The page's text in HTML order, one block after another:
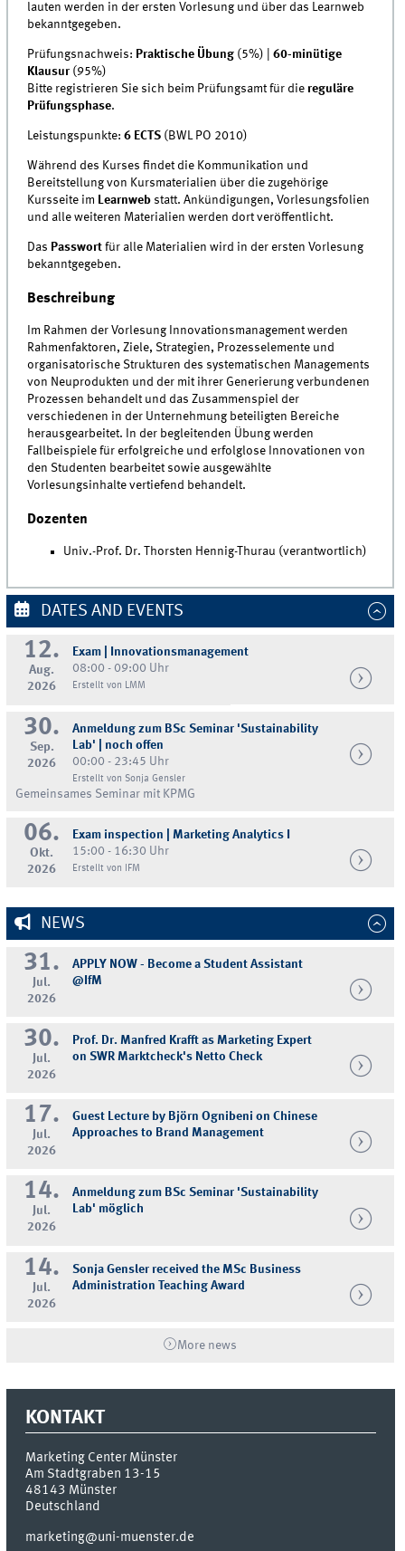
lauten werden in der ersten Vorlesung und über das Learnweb
bekanntgegeben.
Prüfungsnachweis: Praktische Übung (5%) |60-minütige
Klausur (95%)
Bitte registrieren Sie sich beim Prüfungsamt für die reguläre
Prüfungsphase.
Leistungspunkte:6 ECTS (BWL PO 2010)
Während des Kurses findet die Kommunikation und
Bereitstellung von Kursmaterialien über die zugehörige
Kursseite im Learnweb statt. Ankündigungen, Vorlesungsfolien
und alle weiteren Materialien werden dort veröffentlicht.
Das Passwortfür alle Materialien wird in der ersten Vorlesung
bekanntgegeben.
Beschreibung
Im Rahmen der Vorlesung Innovationsmanagement werden
Rahmenfaktoren, Ziele, Strategien, Prozesselemente und
organisatorische Strukturen des systematischen Managements
von Neuprodukten und der mit ihrer Generierung verbundenen
Prozessen behandelt und das Zusammenspiel der
verschiedenen in der Unternehmung beteiligten Bereiche
herausgearbeitet. In der begleitenden Übung werden
Fallbeispiele für erfolgreiche und erfolglose Innovationen von
den Studenten bearbeitet sowie ausgewählte
Vorlesungsinhalte vertiefend behandelt.
Dozenten
Univ.-Prof. Dr. Thorsten Hennig-Thurau (verantwortlich)
DATES AND EVENTS
12.
Aug.
2026
Exam | Innovationsmanagement
08:00 - 09:00 Uhr
Erstellt von LMM
30.
Sep.
2026
Anmeldung zum BSc Seminar 'Sustainability
Lab' | noch offen
00:00 - 23:45 Uhr
Erstellt von Sonja Gensler
Gemeinsames Seminar mit KPMG
06.
Okt.
2026
Exam inspection | Marketing Analytics I
15:00 - 16:30 Uhr
Erstellt von IFM
NEWS
31.
Jul.
2026
APPLY NOW - Become a Student Assistant
@IfM
30.
Jul.
2026
Prof. Dr. Manfred Krafft as Marketing Expert
on SWR Marktcheck's Netto Check
17.
Jul.
2026
Guest Lecture by Björn Ognibeni on Chinese
Approaches to Brand Management
14.
Jul.
2026
Anmeldung zum BSc Seminar 'Sustainability
Lab' möglich
14.
Jul.
2026
Sonja Gensler received the MSc Business
Administration Teaching Award
More news
KONTAKT
Marketing Center Münster
Am Stadtgraben 13-15
48143 Münster
Deutschland
marketing@uni-muenster.de